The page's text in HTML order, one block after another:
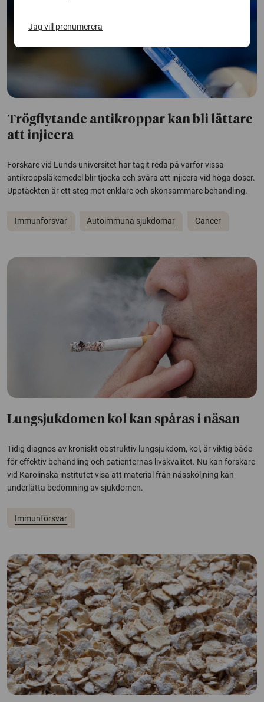
Trögflytande antikroppar kan bli lättare
att injicera
Forskare vid Lunds universitet har tagit reda på varför vissa
antikroppsläkemedel blir tjocka och svåra att injicera vid höga doser.
Upptäckten är ett steg mot enklare och skonsammare behandling.
Immunförsvar Autoimmuna sjukdomar Cancer
Lungsjukdomen kol kan spåras i näsan
Tidig diagnos av kroniskt obstruktiv lungsjukdom, kol, är viktig både
för effektiv behandling och patienternas livskvalitet. Nu kan forskare
vid Karolinska institutet visa att material från nässköljning kan
underlätta bedömning av sjukdomen.
Immunförsvar
Jag vill prenumerera